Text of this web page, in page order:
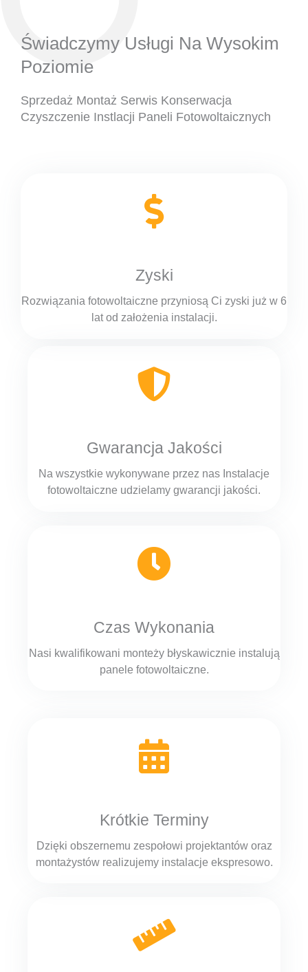
Świadczymy Usługi Na Wysokim
Poziomie
Sprzedaż Montaż Serwis Konserwacja
Czyszczenie Instlacji Paneli Fotowoltaicznych
Zyski
Rozwiązania fotowoltaiczne przyniosą Ci zyski już w 6
lat od założenia instalacji.
Gwarancja Jakości
Na wszystkie wykonywane przez nas Instalacje
fotowoltaiczne udzielamy gwarancji jakości.
Czas Wykonania
Nasi kwalifikowani monteży błyskawicznie instalują
panele fotowoltaiczne.
Krótkie Terminy
Dzięki obszernemu zespołowi projektantów oraz
montażystów realizujemy instalacje ekspresowo.